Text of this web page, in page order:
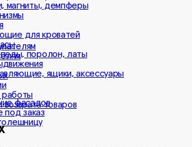
магниты, демпферы
для кроватей
поролон, латы
ящики, аксессуары
фасадов
под заказ
работы
возврата товаров